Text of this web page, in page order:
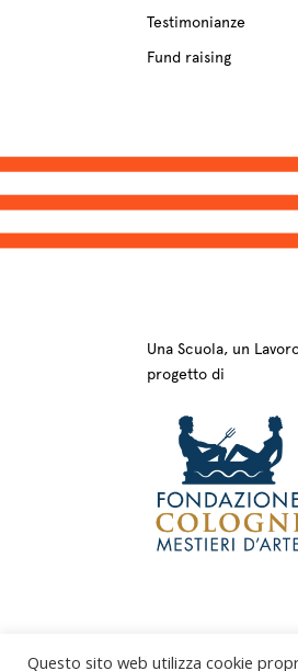
Testimonianze
Fund raising
Una Scuola, un
progetto di
Questo sito web utilizza cookie